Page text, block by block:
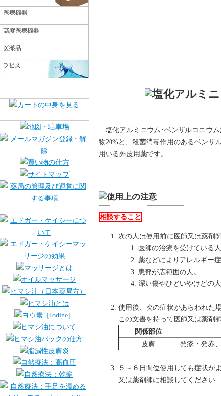
塩化アルミニウム･ベンザルコニウ
物20%と、殺菌消毒作用のあるベンザ
用いる外皮用薬です。
相談すること
次の人は使用前に医師又は薬剤
医師の治療を受けている
薬などによりアレルギー
患部が広範囲の人。
深い傷やひどいやけどの
使用後、次の症状があらわれた
この文書を持って医師又は薬剤
関係部位
皮膚
発疹・発赤
５～６日間位使用しても症状が
又は薬剤師に相談してください